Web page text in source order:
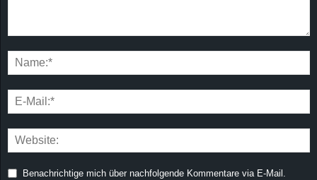
Benachrichtige mich über nachfolgende Kommentare via E-Mail.